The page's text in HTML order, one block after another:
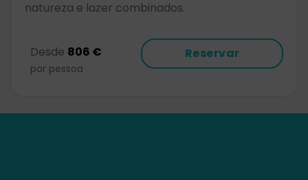
natureza e lazer combinados.
Desde 806 €
por pessoa
Reservar